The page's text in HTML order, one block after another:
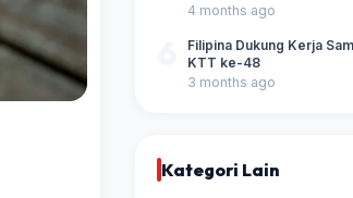
4 months ago
Filipina Dukung Kerja
KTT ke-48
3 months ago
Kategori Lain